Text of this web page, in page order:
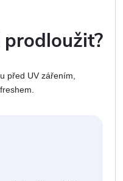
prodloužit?
před UV zářením,